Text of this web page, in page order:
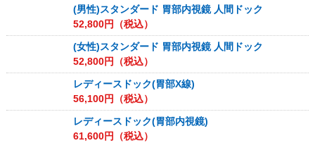
(男性)スタンダード 胃部内視鏡 人間ドック
52,800円（税込）
(女性)スタンダード 胃部内視鏡 人間ドック
52,800円（税込）
レディースドック(胃部X線)
56,100円（税込）
レディースドック(胃部内視鏡)
61,600円（税込）